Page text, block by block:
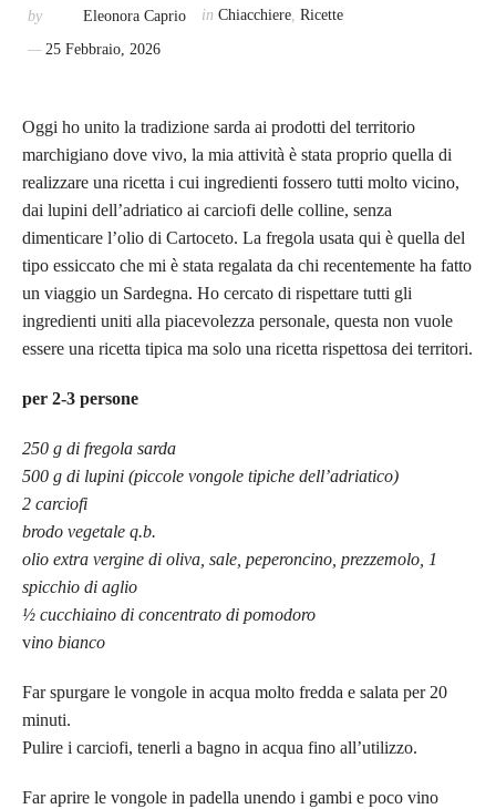
by Eleonora Caprio in Chiacchiere, Ricette
25 Febbraio, 2026
Oggi ho unito la tradizione sarda ai prodotti del territorio
marchigiano dove vivo, la mia attività è stata proprio quella di
realizzare una ricetta i cui ingredienti fossero tutti molto vicino,
dai lupini dell’adriatico ai carciofi delle colline, senza
dimenticare l’olio di Cartoceto. La fregola usata qui è quella del
tipo essiccato che mi è stata regalata da chi recentemente ha fatto
un viaggio un Sardegna. Ho cercato di rispettare tutti gli
ingredienti uniti alla piacevolezza personale, questa non vuole
essere una ricetta tipica ma solo una ricetta rispettosa dei territori.
per 2-3 persone
250 g di fregola sarda
500 g di lupini (piccole vongole tipiche dell’adriatico)
2 carciofi
brodo vegetale q.b.
olio extra vergine di oliva, sale, peperoncino, prezzemolo, 1
spicchio di aglio
½ cucchiaino di concentrato di pomodoro
vino bianco
Far spurgare le vongole in acqua molto fredda e salata per 20
minuti.
Pulire i carciofi, tenerli a bagno in acqua fino all’utilizzo.
Far aprire le vongole in padella unendo i gambi e poco vino